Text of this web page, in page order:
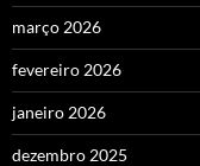
março 2026
fevereiro 2026
janeiro 2026
dezembro 2025